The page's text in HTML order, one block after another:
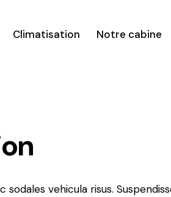
Climatisation Notre cabine
vehicula risus.